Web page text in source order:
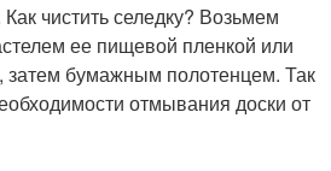
чистить селедку? Возьмем
ее пищевой пленкой или
затем бумажным полотенцем. Так
отмывания доски от